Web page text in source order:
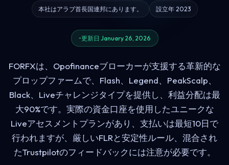
本社はアラブ首長国連邦にあります。 設立年 2023
更新日 January 26, 2026
FORFXは、Opofinanceブローカーが支援する革新的な
プロップファームで、Flash、Legend、PeakScalp、
Black、Liveチャレンジタイプを提供し、利益分配は最
大90%です。実際の資金口座を使用したユニークな
Liveアセスメントプランがあり、支払いは最短10日で
行われますが、厳しいFLRと安定性ルール、混合され
たTrustpilotのフィードバックには注意が必要です。